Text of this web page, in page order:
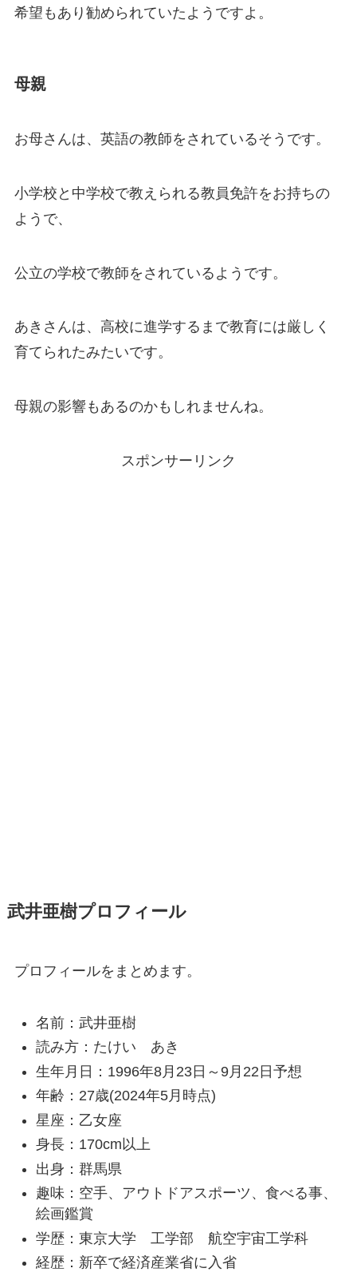
希望もあり勧められていたようですよ。
母親
お母さんは、英語の教師をされているそうです。
小学校と中学校で教えられる教員免許をお持ちの
ようで、
公立の学校で教師をされているようです。
あきさんは、高校に進学するまで教育には厳しく
育てられたみたいです。
母親の影響もあるのかもしれませんね。
スポンサーリンク
武井亜樹プロフィール
プロフィールをまとめます。
名前：武井亜樹
読み方：たけい あき
生年月日：1996年8月23日～9月22日予想
年齢：27歳(2024年5月時点)
星座：乙女座
身長：170cm以上
出身：群馬県
趣味：空手、アウトドアスポーツ、食べる事、
絵画鑑賞
学歴：東京大学 工学部 航空宇宙工学科
経歴：新卒で経済産業省に入省